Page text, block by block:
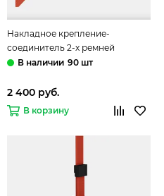
Накладное крепление-
соединитель 2-х ремней
ST411.402.02 чёрный Band ST-
90 шт
2 400 руб.
В корзину